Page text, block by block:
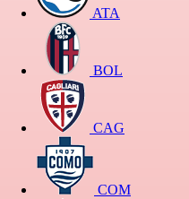
ATA
BOL
CAG
COM